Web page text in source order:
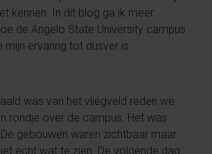
kennen. In dit blog ga ik meer
de Angelo State University campus
mijn ervaring tot dusver is.
was van het vliegveld reden we
rondje over de campus. Het was
gebouwen waren zichtbaar maar
echt wat te zien. De volgende dag